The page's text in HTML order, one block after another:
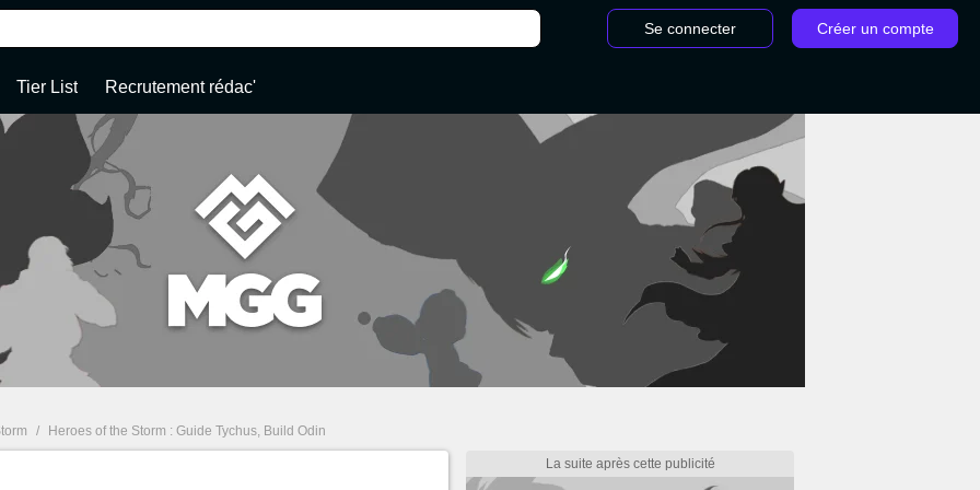
Se connecter Créer un compte
Tier List Recrutement rédac'
/ Heroes of the Storm : Guide Tychus, Build Odin